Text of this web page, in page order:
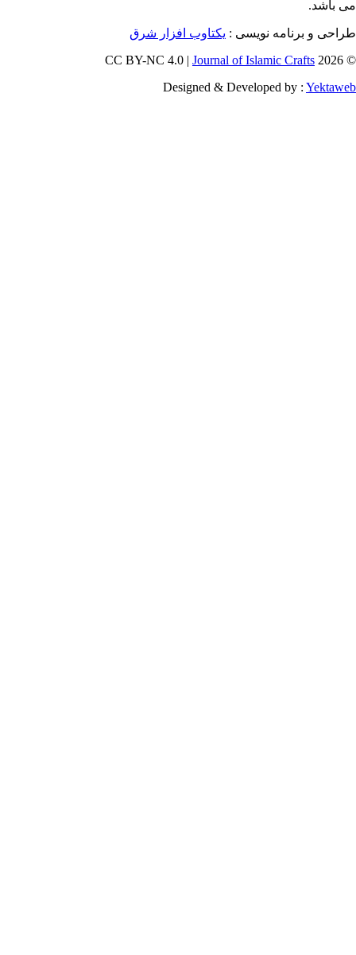
نویسی : یکتاوب افزار شرق
Journal of Islamic
Designed & Developed by :